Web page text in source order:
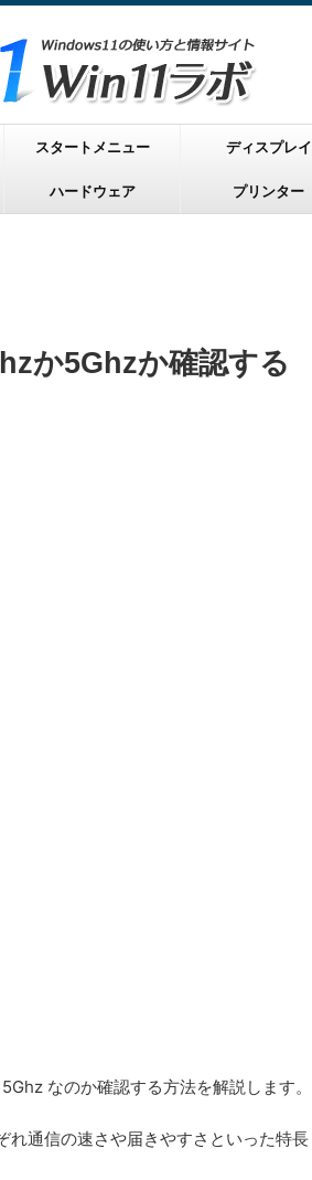
スタートメニュー ディスプレイ
ハードウェア プリンター
か5Ghzか確認する
なのか確認する方法を解説します。
通信の速さや届きやすさといった特長